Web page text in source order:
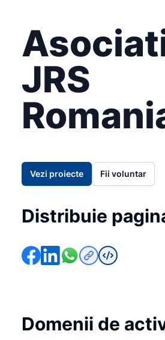
JRS
Vezi proiecte Fii voluntar
Distribuie
Domenii de